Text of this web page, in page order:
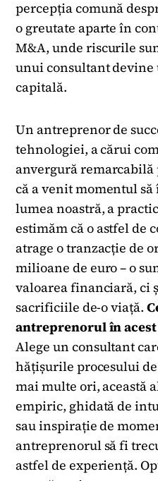
percepția comună
o greutate aparte în
M&A, unde riscurile
unui consultant devine
capitală.
Un antreprenor de
tehnologiei, a cărui
anvergură remarcabilă
că a venit momentul
lumea noastră, a
estimăm că o astfel de
atrage o tranzacție de
milioane de euro – o
valoarea financiară, ci
sacrificiile de-o viață.
antreprenorul în
Alege un consultant
hățișurile procesului
mai multe ori, această
empiric, ghidată de
sau inspirație de
antreprenorul să fi
astfel de experiență.